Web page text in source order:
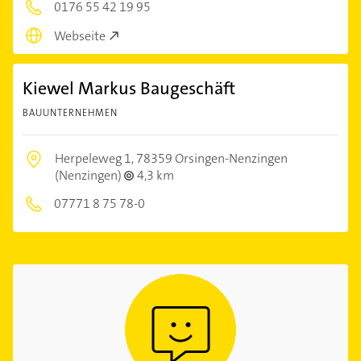
0176 55 42 19 95
Webseite
Kiewel Markus Baugeschäft
BAUUNTERNEHMEN
Herpeleweg 1,78359 Orsingen-Nenzingen
(Nenzingen)
4,3 km
07771 8 75 78-0